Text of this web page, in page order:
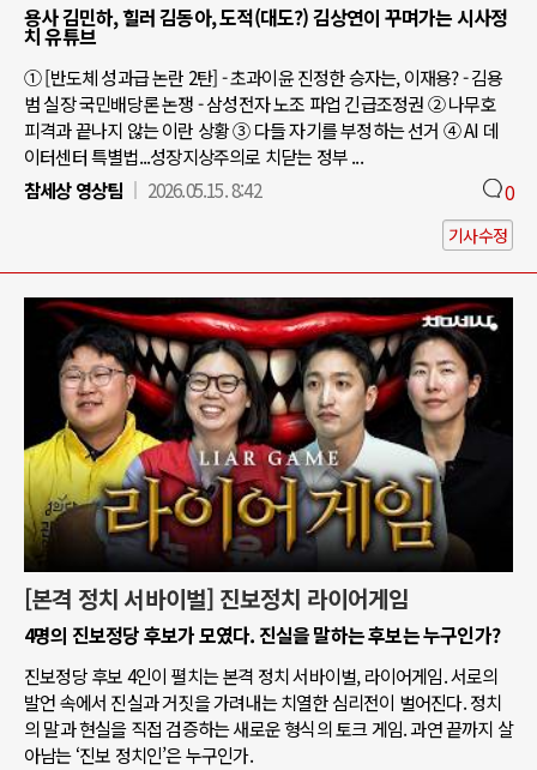
용사 김민하, 힐러 김동아, 도적(대도?) 김상연이 꾸며가는 시사정
치 유튜브
① [반도체 성과급 논란 2탄] - 초과이윤 진정한 승자는, 이재용? - 김용
범 실장 국민배당론 논쟁 - 삼성전자 노조 파업 긴급조정권 ② 나무호
피격과 끝나지 않는 이란 상황 ③ 다들 자기를 부정하는 선거 ④ AI 데
이터센터 특별법...성장지상주의로 치닫는 정부 ...
참세상 영상팀
2026.05.15. 8:42 0
기사수정
[본격 정치 서바이벌] 진보정치 라이어게임
4명의 진보정당 후보가 모였다. 진실을 말하는 후보는 누구인가?
진보정당 후보 4인이 펼치는 본격 정치 서바이벌, 라이어게임. 서로의
발언 속에서 진실과 거짓을 가려내는 치열한 심리전이 벌어진다. 정치
의 말과 현실을 직접 검증하는 새로운 형식의 토크 게임. 과연 끝까지 살
아남는 ‘진보 정치인’은 누구인가.